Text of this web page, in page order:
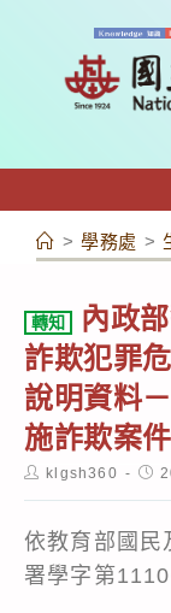
容
> 學務處 >
轉知
內政
詐欺犯罪
說明資料
施詐欺案
Postklgsh360
Post
依教育部國民
署學字第